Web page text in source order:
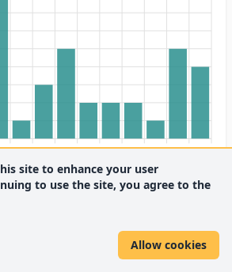
site to enhance your user
to use the site, you agree to the
Allow cookies